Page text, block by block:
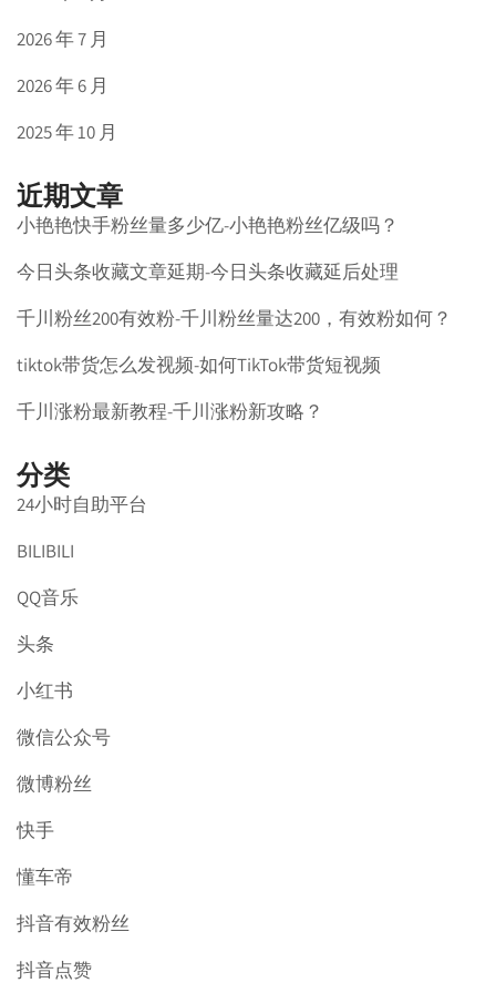
2026 年 7 月
2026 年 6 月
2025 年 10 月
近期文章
小艳艳快手粉丝量多少亿-小艳艳粉丝亿级吗？
今日头条收藏文章延期-今日头条收藏延后处理
千川粉丝200有效粉-千川粉丝量达200，有效粉如何？
tiktok带货怎么发视频-如何TikTok带货短视频
千川涨粉最新教程-千川涨粉新攻略？
分类
24小时自助平台
BILIBILI
QQ音乐
头条
小红书
微信公众号
微博粉丝
快手
懂车帝
抖音有效粉丝
抖音点赞